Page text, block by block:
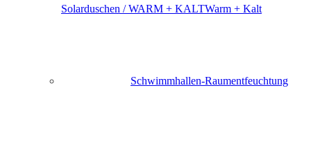
Solarduschen / WARM + KALTWarm + Kalt
Schwimmhallen-Raumentfeuchtung